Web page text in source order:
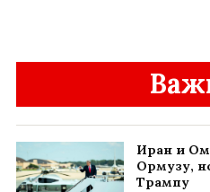
Иран и
Ормузу,
Трампу